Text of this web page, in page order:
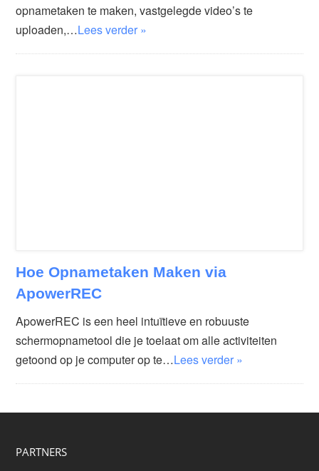
opnametaken te maken, vastgelegde video’s te
uploaden,…Lees verder »
Hoe Opnametaken Maken via
ApowerREC
ApowerREC is een heel intuïtieve en robuuste
schermopnametool die je toelaat om alle activiteiten
getoond op je computer op te…Lees verder »
PARTNERS